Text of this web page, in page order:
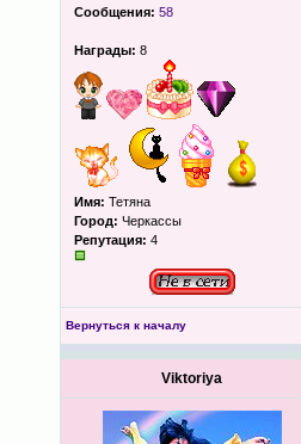
Сообщения: 58
Награды: 8
Имя: Тетяна
Город: Черкассы
Репутация: 4
Вернуться к началу
Viktoriya